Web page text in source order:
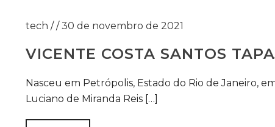
tech //30 de novembro de 2021
VICENTE COSTA SANTOS
Nasceu em Petrópolis, Estado do Rio de Janeiro,
Luciano de Miranda Reis […]